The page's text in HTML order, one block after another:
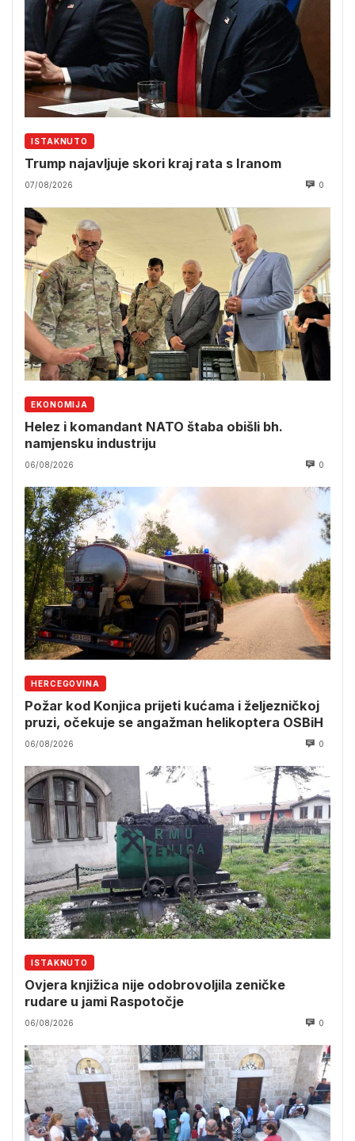
ISTAKNUTO
Trump najavljuje skori kraj rata s Iranom
07/08/2026 0
EKONOMIJA
Helez i komandant NATO štaba obišli bh.
namjensku industriju
06/08/2026 0
HERCEGOVINA
Požar kod Konjica prijeti kućama i željezničkoj
pruzi, očekuje se angažman helikoptera OSBiH
06/08/2026 0
ISTAKNUTO
Ovjera knjižica nije odobrovoljila zeničke
rudare u jami Raspotočje
06/08/2026 0